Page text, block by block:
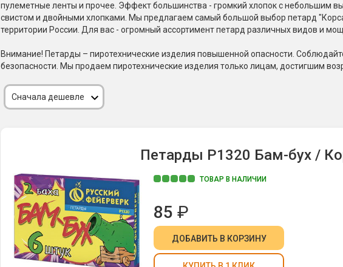
Терочные
Фитильные
Корсары
Летающие и наземные
Цветной дым и огонь
Факелы цветного огня
Цветной дым
Стробоскопы
Сигнальная пиротехника
Бенгальские огни
Бенгальские огни малые
Фонтаны для улицы
Вулканы
Фестивальные шары
пулеметные ленты и прочее. Эффект большинства - громкий хлопок с небольшим
свистом и двойными хлопками. Мы предлагаем самый большой выбор петард
территории России. Для вас - огромный ассортимент петард различных видов и
Внимание! Петарды – пиротехнические изделия повышенной опасности.
безопасности. Мы продаем пиротехнические изделия только лицам, достигшим
Сначала дешевле
Петарды Р1320 Бам-бух /
ТОВАР В НАЛИЧИИ
85 ₽
ДОБАВИТЬ В КОРЗИНУ